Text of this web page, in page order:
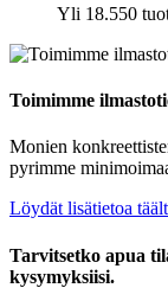
Yli 18.550
Toimimme
Monien
pyrimme
Löydät lisätietoa
Tarvitsetko apua
kysymyksiisi.